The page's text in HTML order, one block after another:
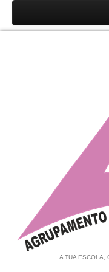
Unidades Orgânicas
Documentos
Associação de Pais
Equipa de
Notícias
A TUA ESCOLA,